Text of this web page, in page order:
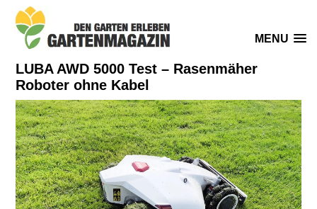
MENU
LUBA AWD 5000 Test – Rasenmäher
Roboter ohne Kabel